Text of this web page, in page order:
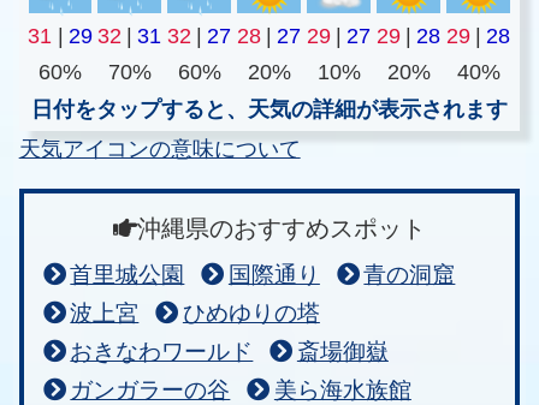
31 29 32 31 32 27 28 27 29 27 29 28 29
28
60%
70% 60% 20% 10% 20%
40%
日付をタップすると、天気の詳細が表示されます
天気アイコンの意味について
沖縄県のおすすめスポット
首里城公園 国際通り
青の洞窟
波上宮
ひめゆりの塔
おきなわワールド
斎場御嶽
ガンガラーの谷
美ら海水族館